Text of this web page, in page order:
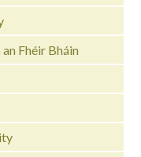
Fhéir Bháin